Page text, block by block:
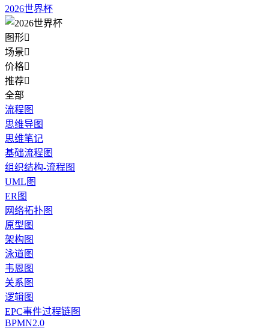
2026世界杯
图形
场景
价格
推荐
全部
流程图
思维导图
思维笔记
基础流程图
组织结构-流程图
UML图
ER图
网络拓扑图
原型图
架构图
泳道图
韦恩图
关系图
逻辑图
EPC事件过程链图
BPMN2.0